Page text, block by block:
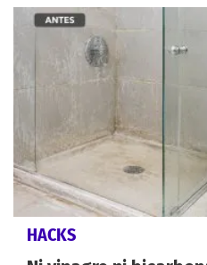
HACKS